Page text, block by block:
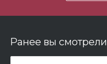
Ранее вы смотрели